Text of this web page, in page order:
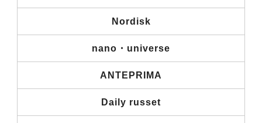
Nordisk
nano・universe
ANTEPRIMA
Daily russet